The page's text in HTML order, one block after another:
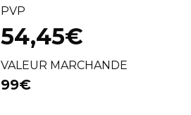
PVP
54,45€
VALEUR MARCHANDE
99€